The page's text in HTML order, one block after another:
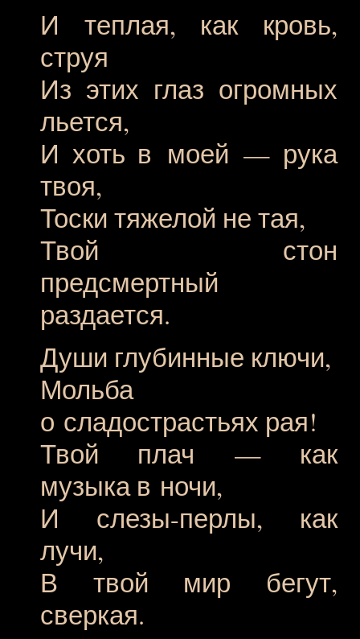
И теплая, как кровь,
струя
Из этих глаз огромных
льется,
И хоть в моей — рука
твоя,
Тоски тяжелой не тая,
Твой стон
предсмертный
раздается.
Души глубинные ключи,
Мольба
о сладострастьях рая!
Твой плач — как
музыка в ночи,
И слезы-перлы, как
лучи,
В твой мир бегут,
сверкая.